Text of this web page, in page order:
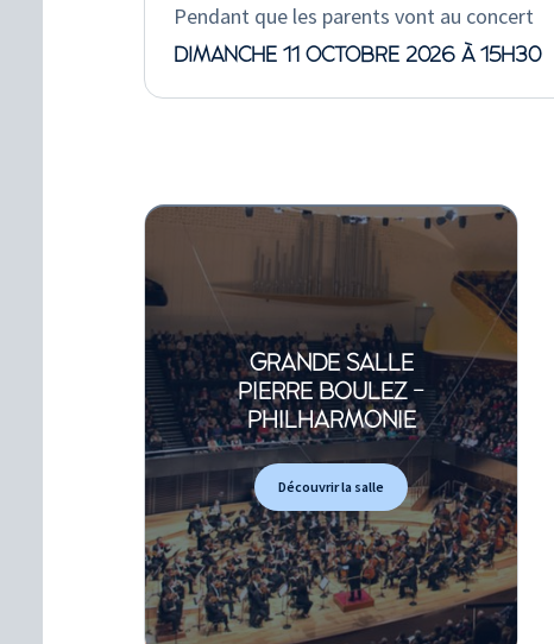
Pendant que les parents vont au concert
DIMANCHE 11 OCTOBRE 2026 À 15H30
GRANDE SALLE
PIERRE BOULEZ -
PHILHARMONIE
Découvrir la salle